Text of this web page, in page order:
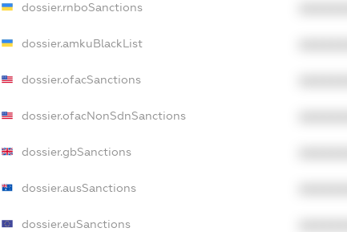
dossier.rnboSanctions
dossier.amkuBlackList
dossier.ofacSanctions
dossier.ofacNonSdnSanctions
dossier.gbSanctions
dossier.ausSanctions
dossier.euSanctions